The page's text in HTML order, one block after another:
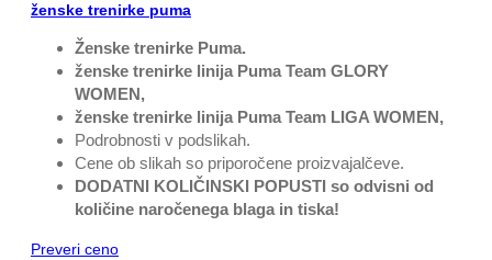
ženske trenirke puma
Ženske trenirke Puma.
ženske trenirke linijaPuma Team GLORY
WOMEN,
ženske trenirke linijaPuma Team LIGA WOMEN,
Podrobnosti v podslikah.
Cene ob slikah so priporočene proizvajalčeve.
DODATNI KOLIČINSKI POPUSTI so odvisni od
količine naročenega blaga in tiska!
Preveri ceno